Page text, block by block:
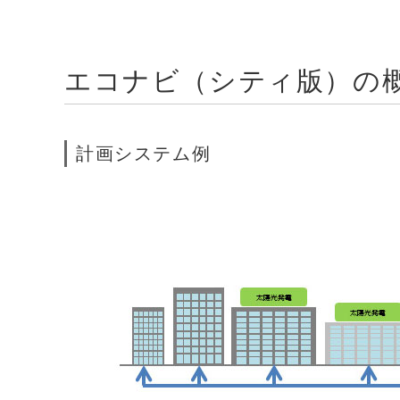
エコナビ（シティ版）の
計画システム例